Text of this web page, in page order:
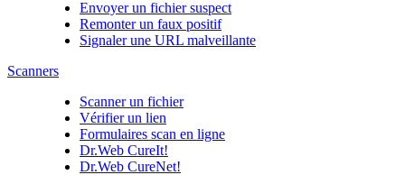
Envoyer un fichier suspect
Remonter un faux positif
Signaler une URL malveillante
Scanners
Scanner un fichier
Vérifier un lien
Formulaires scan en ligne
Dr.Web CureIt!
Dr.Web CureNet!